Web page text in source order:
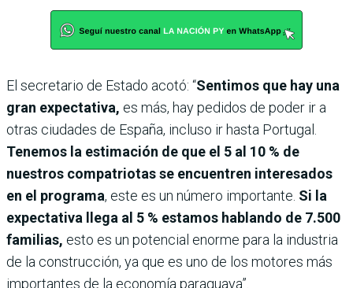
El secretario de Estado acotó: “Sentimos que hay una
gran expectativa, es más, hay pedidos de poder ir a
otras ciudades de España, incluso ir hasta Portugal.
Tenemos la estimación de que el 5 al 10 % de
nuestros compatriotas se encuentren interesados
en el programa, este es un número importante. Si la
expectativa llega al 5 % estamos hablando de 7.500
familias, esto es un potencial enorme para la industria
de la construcción, ya que es uno de los motores más
importantes de la economía paraguaya”.